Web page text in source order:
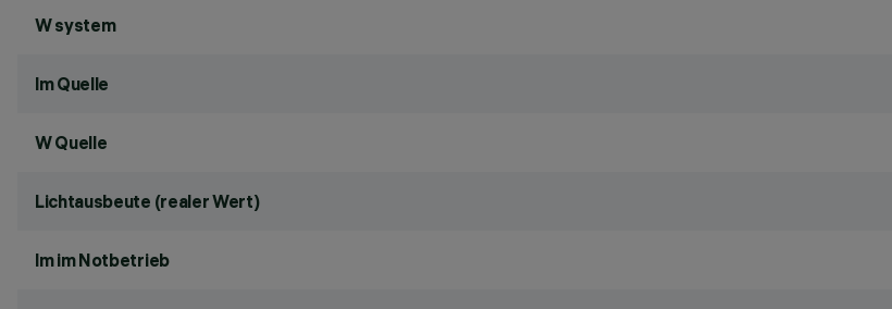
W system
lm Quelle
W Quelle
Lichtausbeute (realer Wert)
lm im Notbetrieb